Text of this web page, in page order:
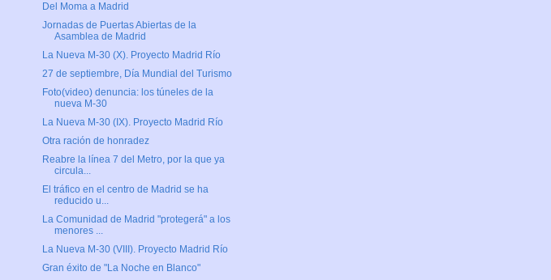
Del Moma a Madrid
Jornadas de Puertas Abiertas de la
Asamblea de Madrid
La Nueva M-30 (X). Proyecto Madrid Río
27 de septiembre, Día Mundial del Turismo
Foto(video) denuncia: los túneles de la
nueva M-30
La Nueva M-30 (IX). Proyecto Madrid Río
Otra ración de honradez
Reabre la línea 7 del Metro, por la que ya
circula...
El tráfico en el centro de Madrid se ha
reducido u...
La Comunidad de Madrid "protegerá" a los
menores ...
La Nueva M-30 (VIII). Proyecto Madrid Río
Gran éxito de "La Noche en Blanco"